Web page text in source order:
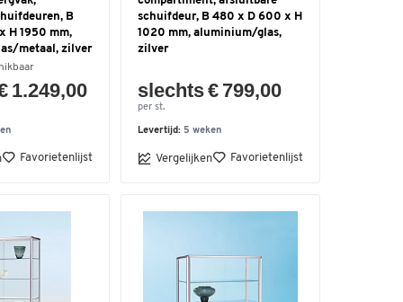
B
H 1950 mm,
metaal, zilver
1.249,00
Favorietenlijst
schuifdeur, B 480 x D 600 x H
1020 mm, aluminium/glas,
zilver
slechts € 799,00
per st.
Levertijd: 5 weken
Vergelijken Favorietenlijst